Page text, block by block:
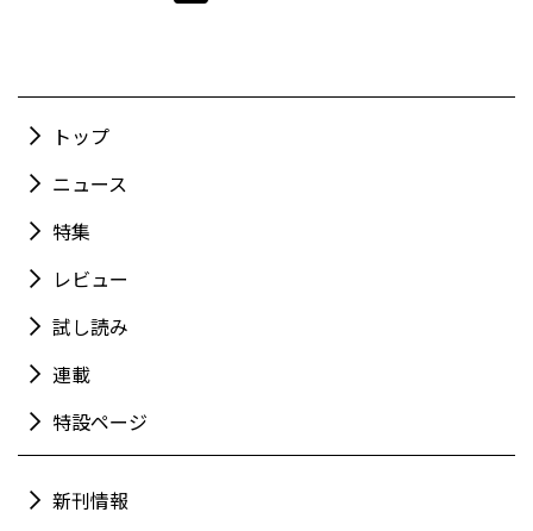
トップ
ニュース
特集
レビュー
試し読み
連載
特設ページ
新刊情報